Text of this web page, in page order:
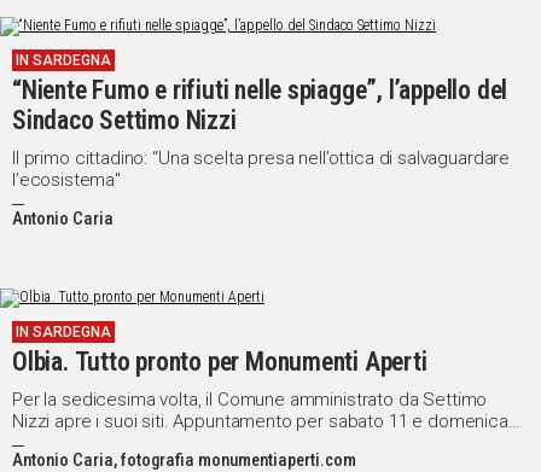
IN SARDEGNA
“Niente Fumo e rifiuti nelle spiagge”, l’appello del
Sindaco Settimo Nizzi
Il primo cittadino: “Una scelta presa nell’ottica di salvaguardare
l’ecosistema"
Antonio Caria
IN SARDEGNA
Olbia. Tutto pronto per Monumenti Aperti
Per la sedicesima volta, il Comune amministrato da Settimo
Nizzi apre i suoi siti. Appuntamento per sabato 11 e domenica
12 maggio
Antonio Caria, fotografia monumentiaperti.com